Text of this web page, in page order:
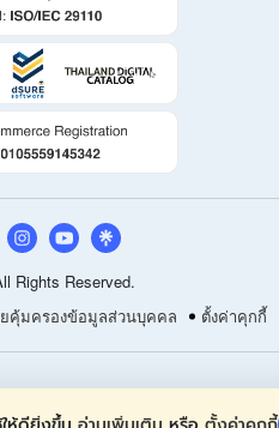
Rights Reserved.
คุ้มครองข้อมูลส่วนบุคคล ตั้งค่าคุกกี้